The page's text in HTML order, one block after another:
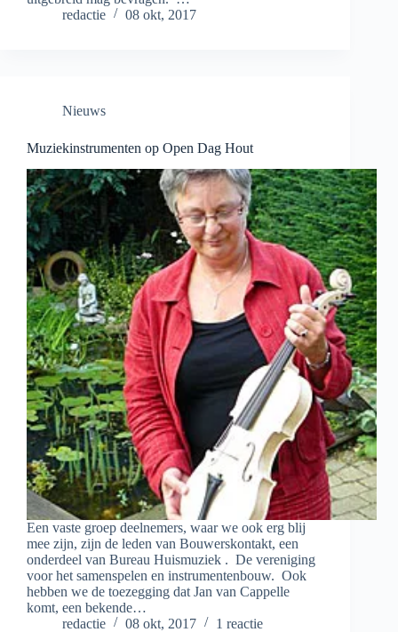
redactie
08 okt, 2017
Nieuws
Muziekinstrumenten op Open Dag Hout
Een vaste groep deelnemers, waar we ook erg blij
mee zijn, zijn de leden van Bouwerskontakt, een
onderdeel van Bureau Huismuziek . De vereniging
voor het samenspelen en instrumentenbouw. Ook
hebben we de toezegging dat Jan van Cappelle
komt, een bekende…
redactie
08 okt, 2017 1 reactie